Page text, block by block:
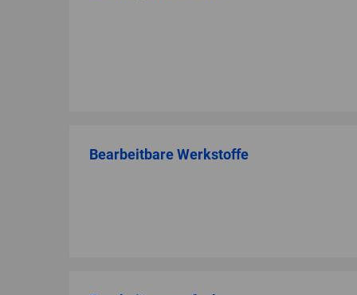
Bearbeitbare Werkstoffe